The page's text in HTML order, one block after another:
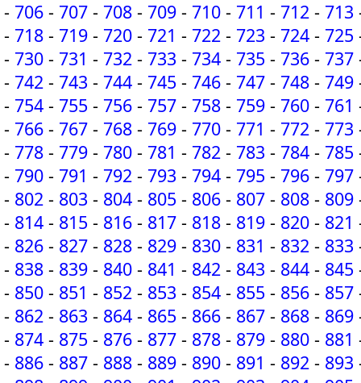
- 706 - 707 - 708 - 709 - 710 - 711 - 712 - 713
- 718 - 719 - 720 - 721 - 722 - 723 - 724 - 725
- 730 - 731 - 732 - 733 - 734 - 735 - 736 - 737
- 742 - 743 - 744 - 745 - 746 - 747 - 748 - 749
- 754 - 755 - 756 - 757 - 758 - 759 - 760 - 761
- 766 - 767 - 768 - 769 - 770 - 771 - 772 - 773
- 778 - 779 - 780 - 781 - 782 - 783 - 784 - 785
- 790 - 791 - 792 - 793 - 794 - 795 - 796 - 797
- 802 - 803 - 804 - 805 - 806 - 807 - 808 - 809
- 814 - 815 - 816 - 817 - 818 - 819 - 820 - 821
- 826 - 827 - 828 - 829 - 830 - 831 - 832 - 833
- 838 - 839 - 840 - 841 - 842 - 843 - 844 - 845
- 850 - 851 - 852 - 853 - 854 - 855 - 856 - 857
- 862 - 863 - 864 - 865 - 866 - 867 - 868 - 869
- 874 - 875 - 876 - 877 - 878 - 879 - 880 - 881
- 886 - 887 - 888 - 889 - 890 - 891 - 892 - 893